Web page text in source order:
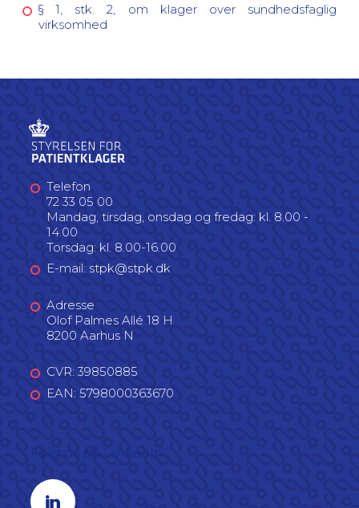
§ 1, stk. 2, om klager over sundhedsfaglig
virksomhed
Telefon
72 33 05 00
Mandag, tirsdag, onsdag og fredag: kl. 8.00 -
14.00
Torsdag: kl. 8.00-16.00
E-mail: stpk@stpk.dk
Adresse
Olof Palmes Allé 18 H
8200 Aarhus N
CVR: 39850885
EAN: 5798000363670
Linkedin profil